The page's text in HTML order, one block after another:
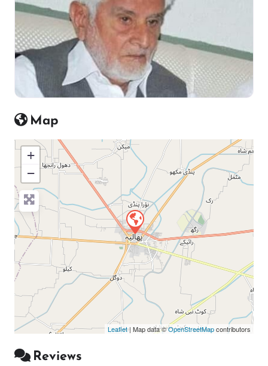
Map
+
−
Press Enter key to search
Leaflet| Map data ©OpenStreetMapcontributors
Reviews